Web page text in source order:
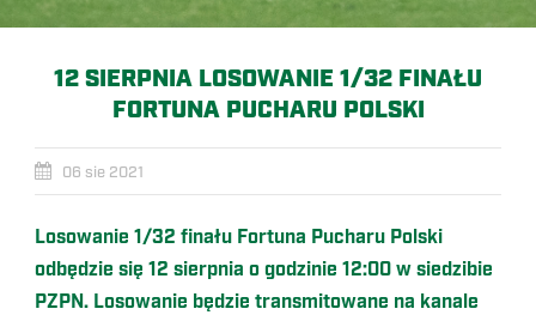
12 SIERPNIA LOSOWANIE 1/32 FINAŁU
FORTUNA PUCHARU POLSKI
06 sie 2021
Losowanie 1/32 finału Fortuna Pucharu Polski
odbędzie się 12 sierpnia o godzinie 12:00 w siedzibie
PZPN. Losowanie będzie transmitowane na kanale